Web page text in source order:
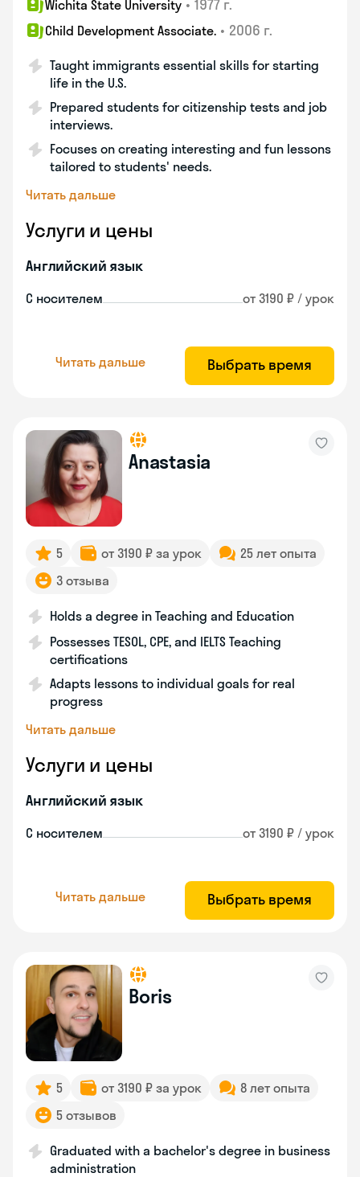
Wichita State University • 1977 г.
Child Development Associate. • 2006 г.
Taught immigrants essential skills for starting
life in the U.S.
Prepared students for citizenship tests and job
interviews.
Focuses on creating interesting and fun lessons
tailored to students' needs.
Читать дальше
Услуги и цены
Английский язык
С носителем от 3190 ₽ / урок
Читать дальше Выбрать время
Anastasia
5 от 3190 ₽ за урок
25 лет опыта
3 отзыва
Holds a degree in Teaching and Education
Possesses TESOL, CPE, and IELTS Teaching
certifications
Adapts lessons to individual goals for real
progress
Читать дальше
Услуги и цены
Английский язык
С носителем от 3190 ₽ / урок
Читать дальше Выбрать время
Boris
5 от 3190 ₽ за урок
8 лет опыта
5 отзывов
Graduated with a bachelor's degree in business
administration